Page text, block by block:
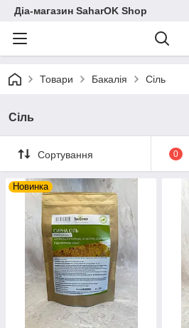
Діа-магазин SaharOK Shop
Товари Бакалія Сіль
Сіль
Сортування 0
Новинка